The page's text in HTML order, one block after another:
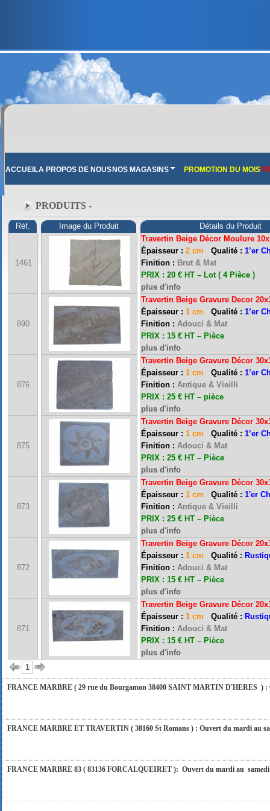
ACCUEILA PROPOS DE NOUS NOS MAGASINS PROMOTION DU MOIS
PRODUITS -
Réf. Image du Produit Détails du Produit
1461
Travertin Beige Décor Moulure
Épaisseur : 2 cm Qualité : 1’er
Finition : Brut & Mat
PRIX : 20 € HT – Lot ( 4 Pièce )
plus d'info
890
Travertin Beige Gravure Decor
Épaisseur : 1 cm Qualité : 1’er
Finition : Adouci & Mat
PRIX : 15 € HT – Pièce
plus d'info
876
Travertin Beige Gravure Décor
Épaisseur : 1 cm Qualité : 1’er
Finition : Antique & Vieilli
PRIX : 25 € HT – pièce
plus d'info
875
Travertin Beige Gravure Décor
Épaisseur : 1 cm Qualité : 1’er
Finition : Adouci & Mat
PRIX : 25 € HT – Pièce
plus d'info
873
Travertin Beige Gravure Décor
Épaisseur : 1 cm Qualité : 1'er
Finition : Antique & Vieilli
PRIX : 25 € HT – Pièce
plus d'info
872
Travertin Beige Gravure Décor
Épaisseur : 1 cm Qualité :
Finition : Adouci & Mat
PRIX : 15 € HT – Pièce
plus d'info
871
Travertin Beige Gravure Décor
Épaisseur : 1 cm Qualité :
Finition : Adouci & Mat
PRIX : 15 € HT – Pièce
plus d'info
1
FRANCE MARBRE 13 ( 13680 LANCON PROVENCE ): Ouvert du mardi au
FRANCE MARBRE 84 ( 84600 VALREAS ): Ouvert du mardi au samedi inclus de
vous répondrons dans les meilleurs délais. Nous aurons le plaisir de vous
FRANCE MARBRE ( 29 rue du Bourgamon 38400 SAINT MARTIN D'HERES ) :
FRANCE MARBRE ET TRAVERTIN ( 38160 St Romans ) : Ouvert du mardi au
FRANCE MARBRE 83 ( 83136 FORCALQUEIRET ): Ouvert du mardi au samedi